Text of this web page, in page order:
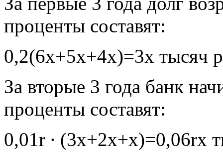
проценты составят:
0,2(6х+5х+4х)=3х тысяч
За вторые 3 года банк
проценты составят:
0,01r ∙ (3х+2х+х)=0,06rх